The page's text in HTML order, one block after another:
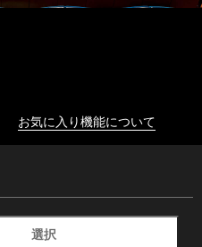
お気に入り機能について
選択